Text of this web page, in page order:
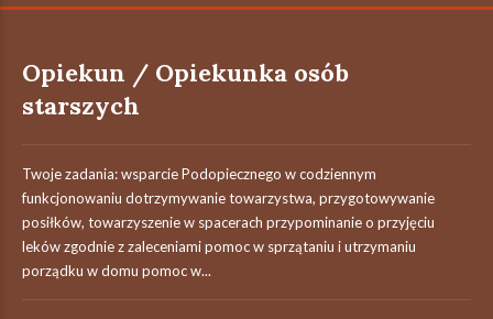
Opiekun / Opiekunka osób
starszych
Twoje zadania: wsparcie Podopiecznego w codziennym
funkcjonowaniu dotrzymywanie towarzystwa, przygotowywanie
posiłków, towarzyszenie w spacerach przypominanie o przyjęciu
leków zgodnie z zaleceniami pomoc w sprzątaniu i utrzymaniu
porządku w domu pomoc w...